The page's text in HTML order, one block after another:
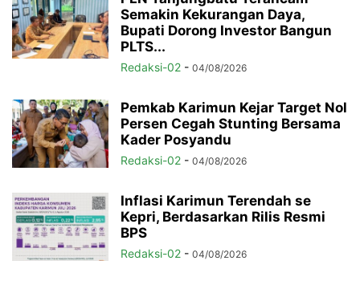
Semakin Kekurangan Daya,
Bupati Dorong Investor Bangun
PLTS...
Redaksi-02 - 04/08/2026
Pemkab Karimun Kejar Target Nol
Persen Cegah Stunting Bersama
Kader Posyandu
Redaksi-02 - 04/08/2026
Inflasi Karimun Terendah se
Kepri, Berdasarkan Rilis Resmi
BPS
Redaksi-02 - 04/08/2026